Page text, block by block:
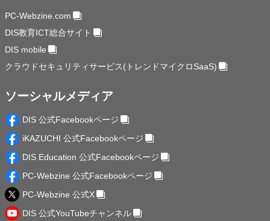
PC-Webzine.com
DIS教育ICT総合サイト
DIS mobile
クラウドセキュリティサービス(トレンドマイクロSaaS)
ソーシャルメディア
DIS 公式Facebookページ
iKAZUCHI 公式Facebookページ
DIS Education 公式Facebookページ
PC-Webzine 公式Facebookページ
PC-Webzine 公式X
DIS 公式YouTubeチャンネル